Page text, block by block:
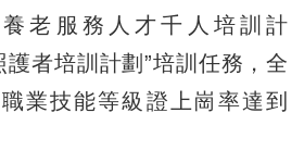
老服務人才千人培訓計
護者培訓計劃”培訓任務，全
業技能等級證上崗率達到